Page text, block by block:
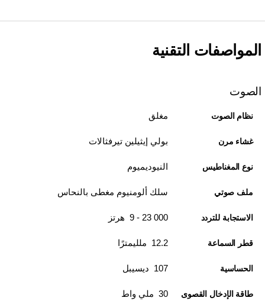
المواصفات التقنية
الصوت
نظام الصوت مغلق
غشاء مرن بولي إيثيلين تيرفثالات
نوع المغناطيس النيوديميوم
ملف صوتي سلك ألومنيوم مغطى بالنحاس
الاستجابة للتردد 9‎ - 23 000 هرتز
قطر السماعة 12.2 ملليمترًا
الحساسية 107 ديسيبل
طاقة الإدخال القصوى 30 ملي واط